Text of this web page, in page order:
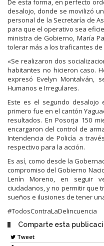
De esta forma, en perfecto
desalojo, donde se movilizó
personal de la Secretaría de
para que el operativo sea
ministra de Gobierno, María
tolerar más a los traficantes de
«Se realizaron dos
habitantes no hicieron caso.
expresó Evelyn Montalván,
Humanos e Irregulares.
Este es el segundo desalojo
primero fue en el cantón
resultados. En Posorja 150
encargaron del control de
Intendencia de Policía a
respectivo para la acción.
Es así, como desde la
compromiso del Gobierno
Lenín Moreno, en seguir
ciudadanos, y no permitir que
sueños e ilusiones de tener
#TodosContraLaDelincuencia
Comparte esta
Tweet